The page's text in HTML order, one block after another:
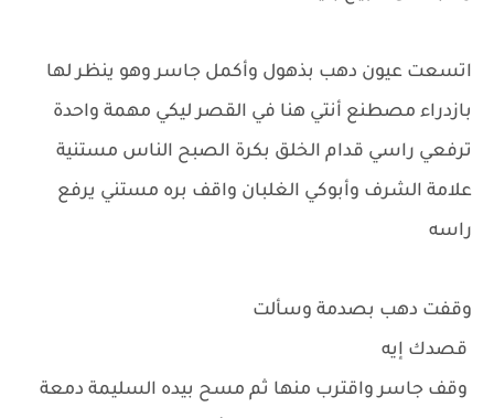
اتسعت عيون دهب بذهول وأكمل جاسر وهو ينظر لها
بازدراء مصطنع أنتي هنا في القصر ليكي مهمة واحدة
ترفعي راسي قدام الخلق بكرة الصبح الناس مستنية
علامة الشرف وأبوكي الغلبان واقف بره مستني يرفع
راسه
وقفت دهب بصدمة وسألت
قصدك إيه
وقف جاسر واقترب منها ثم مسح بيده السليمة دمعة